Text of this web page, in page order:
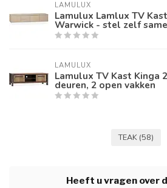
LAMULUX
Lamulux Lamlux TV
Warwick - stel zelf
LAMULUX
Lamulux TV Kast Kinga 2
deuren, 2 open vakken
TEAK (58)
Heeft u vragen over